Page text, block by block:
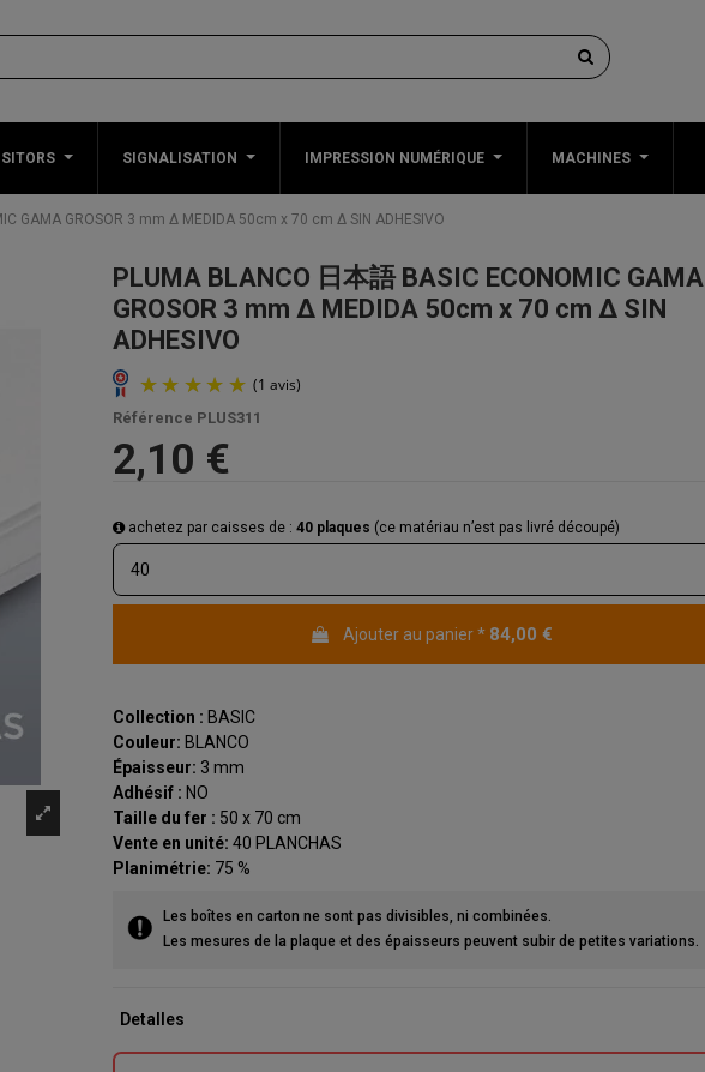
SIGNALISATION IMPRESSION NUMÉRIQUE MACHINES
GAMA GROSOR 3 mm Δ MEDIDA 50cm x 70 cm Δ SIN ADHESIVO
PLUMA BLANCO 日本語 BASIC ECONOMIC GAMA
GROSOR 3 mm Δ MEDIDA 50cm x 70 cm Δ SIN
ADHESIVO
(1 avis)
Référence PLUS311
2,10 €
achetez par caisses de : 40 plaques (ce matériau n’est pas livré découpé)
Ajouter au panier * 84,00 €
Collection : BASIC
Couleur: BLANCO
Épaisseur: 3 mm
Adhésif : NO
Taille du fer : 50 x 70 cm
Vente en unité: 40 PLANCHAS
Planimétrie: 75 %
Les boîtes en carton ne sont pas divisibles, ni combinées.
Les mesures de la plaque et des épaisseurs peuvent subir de petites variations.
Detalles